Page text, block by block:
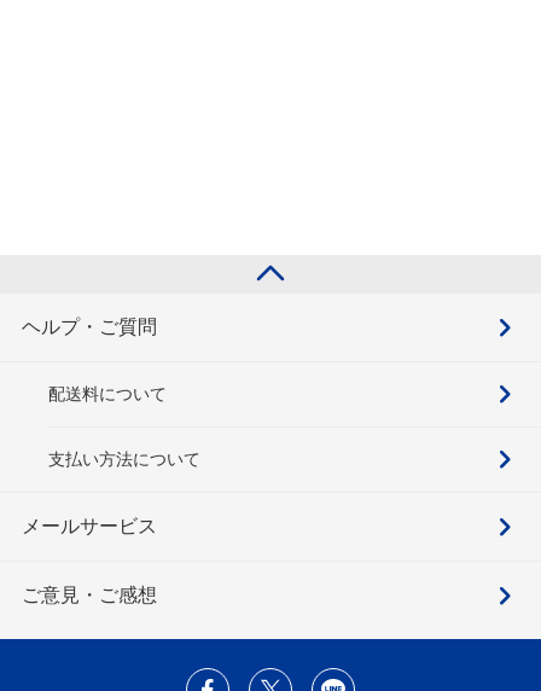
ヘルプ・ご質問
配送料について
支払い方法について
メールサービス
ご意見・ご感想